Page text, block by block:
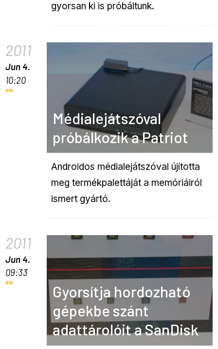
gyorsan ki is próbáltunk.
2011
Jun 4.
10:20
Médialejátszóval
próbálkozik a Patriot
Androidos médialejátszóval újította
meg termékpalettáját a memóriáiról
ismert gyártó.
2011
Jun 4.
09:33
Gyorsítja hordozható
gépekbe szánt
adattárolóit a SanDisk